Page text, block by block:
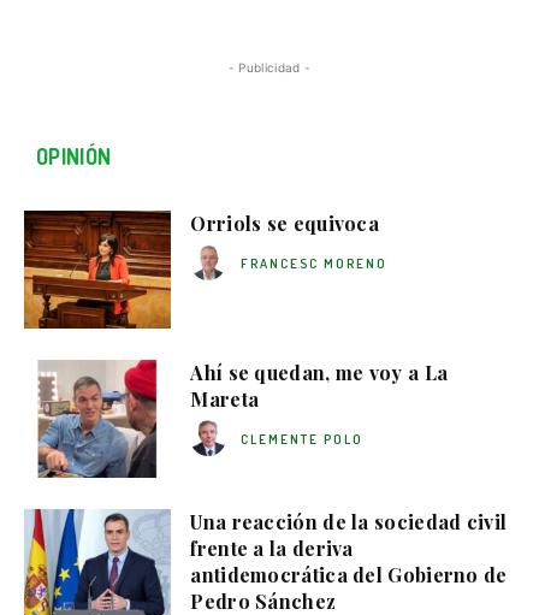
- Publicidad -
OPINIÓN
Orriols se equivoca
FRANCESC MORENO
Ahí se quedan, me voy a La
Mareta
CLEMENTE POLO
Una reacción de la sociedad civil
frente a la deriva
antidemocrática del Gobierno de
Pedro Sánchez